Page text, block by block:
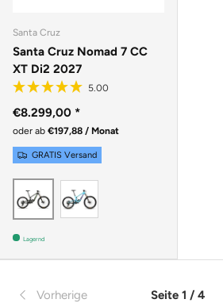
Santa Cruz
Santa Cruz Nomad 7 CC
XT Di2 2027
€8.299,00 *
oder ab €197,88 / Monat
GRATIS Versand
MATTE METALLIC EARTH
Lagernd
Vorherige Seite 1 / 4